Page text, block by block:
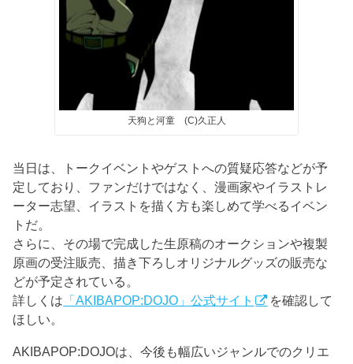
天狗と河童 (C)久正人
当日は、トークイベントやゲストへの質疑応答などが予
定しており、ファンだけではなく、漫画家やイラストレ
ーター志望、イラストを描く方も楽しめて学べるイベン
トだ。
さらに、その場で完成した生原稿のオークションや複製
原画の受注販売、描き下ろしオリジナルグッズの販売な
どが予定されている。
詳しくは 「AKIBAPOP:DOJO」公式サイト
を確認して
ほしい。
AKIBAPOP:DOJOは、今後も幅広いジャンルでのクリエ